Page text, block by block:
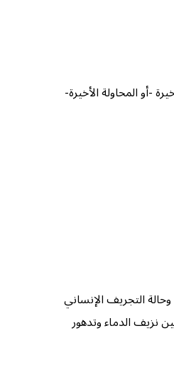
-أو المحاولة الأخيرة-
التجريف الإنساني
نزيف الدماء وتدهور